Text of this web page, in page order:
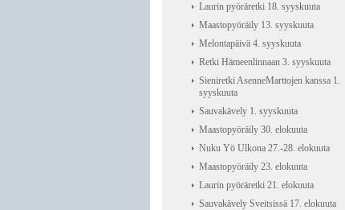
Laurin pyöräretki 18. syyskuuta
Maastopyöräily 13. syyskuuta
Melontapäivä 4. syyskuuta
Retki Hämeenlinnaan 3. syyskuuta
Sieniretki AsenneMarttojen kanssa 1.
syyskuuta
Sauvakävely 1. syyskuuta
Maastopyöräily 30. elokuuta
Nuku Yö Ulkona 27.-28. elokuuta
Maastopyöräily 23. elokuuta
Laurin pyöräretki 21. elokuuta
Sauvakävely Sveitsissä 17. elokuuta